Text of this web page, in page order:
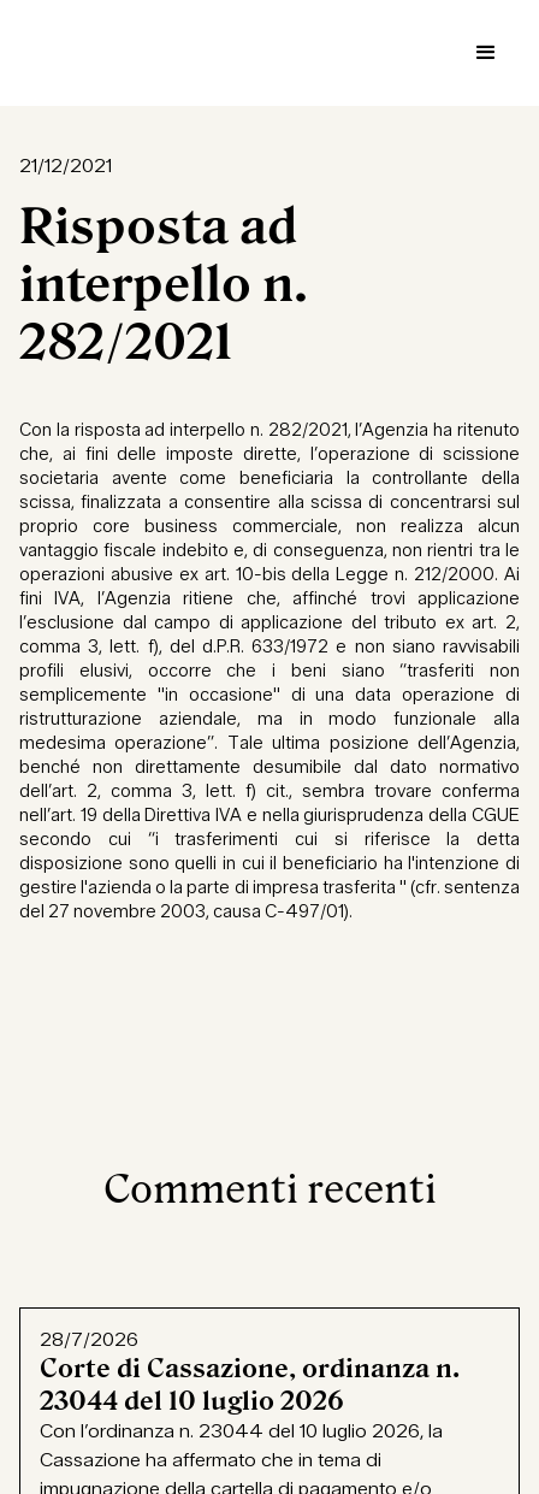
21/12/2021
Risposta ad
interpello n.
282/2021
Con la risposta ad interpello n. 282/2021, l’Agenzia ha ritenuto
che, ai fini delle imposte dirette, l’operazione di scissione
societaria avente come beneficiaria la controllante della
scissa, finalizzata a consentire alla scissa di concentrarsi sul
proprio core business commerciale, non realizza alcun
vantaggio fiscale indebito e, di conseguenza, non rientri tra le
operazioni abusive ex art. 10-bis della Legge n. 212/2000. Ai
fini IVA, l’Agenzia ritiene che, affinché trovi applicazione
l’esclusione dal campo di applicazione del tributo ex art. 2,
comma 3, lett. f), del d.P.R. 633/1972 e non siano ravvisabili
profili elusivi, occorre che i beni siano “trasferiti non
semplicemente "in occasione" di una data operazione di
ristrutturazione aziendale, ma in modo funzionale alla
medesima operazione”. Tale ultima posizione dell’Agenzia,
benché non direttamente desumibile dal dato normativo
dell’art. 2, comma 3, lett. f) cit., sembra trovare conferma
nell’art. 19 della Direttiva IVA e nella giurisprudenza della CGUE
secondo cui “i trasferimenti cui si riferisce la detta
disposizione sono quelli in cui il beneficiario ha l'intenzione di
gestire l'azienda o la parte di impresa trasferita " (cfr. sentenza
del 27 novembre 2003, causa C-497/01).
Commenti recenti
28/7/2026
Corte di Cassazione, ordinanza n.
23044 del 10 luglio 2026
Con l’ordinanza n. 23044 del 10 luglio 2026, la
Cassazione ha affermato che in tema di
impugnazione della cartella di pagamento e/o